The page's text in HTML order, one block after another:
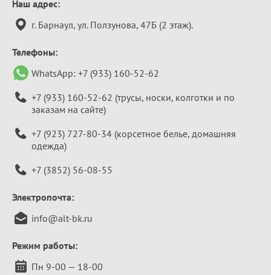
информация
Наш адрес:
г. Барнаул, ул. Ползунова, 47Б (2 этаж).
Телефоны:
WhatsApp: +7 (933) 160-52-62
+7 (933) 160-52-62 (трусы, носки, колготки и по
заказам на сайте)
+7 (923) 727-80-34 (корсетное белье, домашняя
одежда)
+7 (3852) 56-08-55
Электропочта:
info@alt-bk.ru
Режим работы:
Пн 9-00 — 18-00